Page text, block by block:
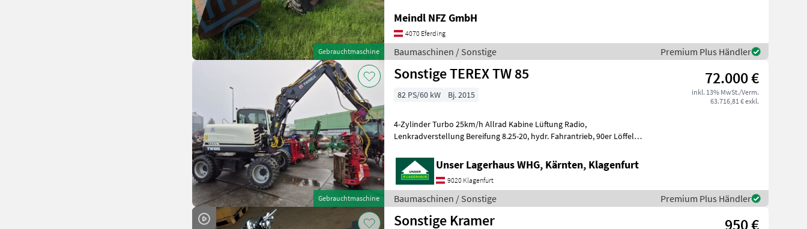
Gebrauchtmaschine
Meindl NFZ GmbH
4070 Eferding
Baumaschinen / Sonstige Premium Plus Händler
Gebrauchtmaschine
Sonstige TEREX TW 85 72.000 €
inkl. 13% MwSt./Verm.
63.716,81 € exkl.
82 PS/60 kW Bj. 2015
4-Zylinder Turbo 25km/h Allrad Kabine Lüftung Radio,
Lenkradverstellung Bereifung 8.25-20, hydr. Fahrantrieb, 90er Löffel
Unser Lagerhaus WHG, Kärnten, Klagenfurt
9020 Klagenfurt
Baumaschinen / Sonstige Premium Plus Händler
Sonstige Kramer 950 €